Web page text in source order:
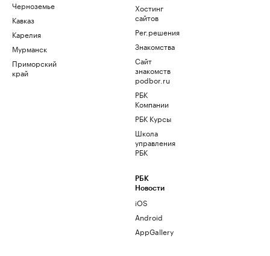
Черноземье
Кавказ
Карелия
Мурманск
Приморский
край
Хостинг
сайтов
Рег.решения
Знакомства
Сайт
знакомств
podbor.ru
РБК
Компании
РБК Курсы
Школа
управления
РБК
РБК
Новости
iOS
Android
AppGallery